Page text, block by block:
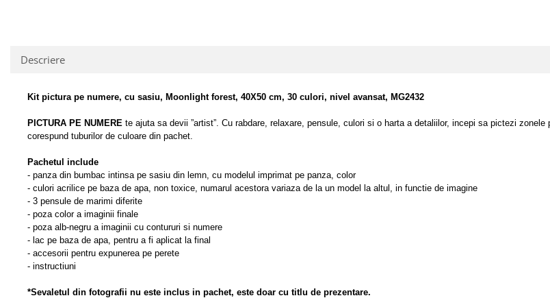
Descriere
Kit pictura pe numere, cu sasiu, Moonlight forest, 40X50 cm, 30 culori, nivel avansat, MG2432
PICTURA PE NUMERE te ajuta sa devii ”artist”. Cu rabdare, relaxare, pensule, culori si o harta a detaliilor, incepi sa pictezi
corespund tuburilor de culoare din pachet.
Pachetul include
- panza din bumbac intinsa pe sasiu din lemn, cu modelul imprimat pe panza, color
- culori acrilice pe baza de apa, non toxice, numarul acestora variaza de la un model la altul, in functie de imagine
- 3 pensule de marimi diferite
- poza color a imaginii finale
- poza alb-negru a imaginii cu contururi si numere
- lac pe baza de apa, pentru a fi aplicat la final
- accesorii pentru expunerea pe perete
- instructiuni
*Sevaletul din fotografii nu este inclus in pachet, este doar cu titlu de prezentare.